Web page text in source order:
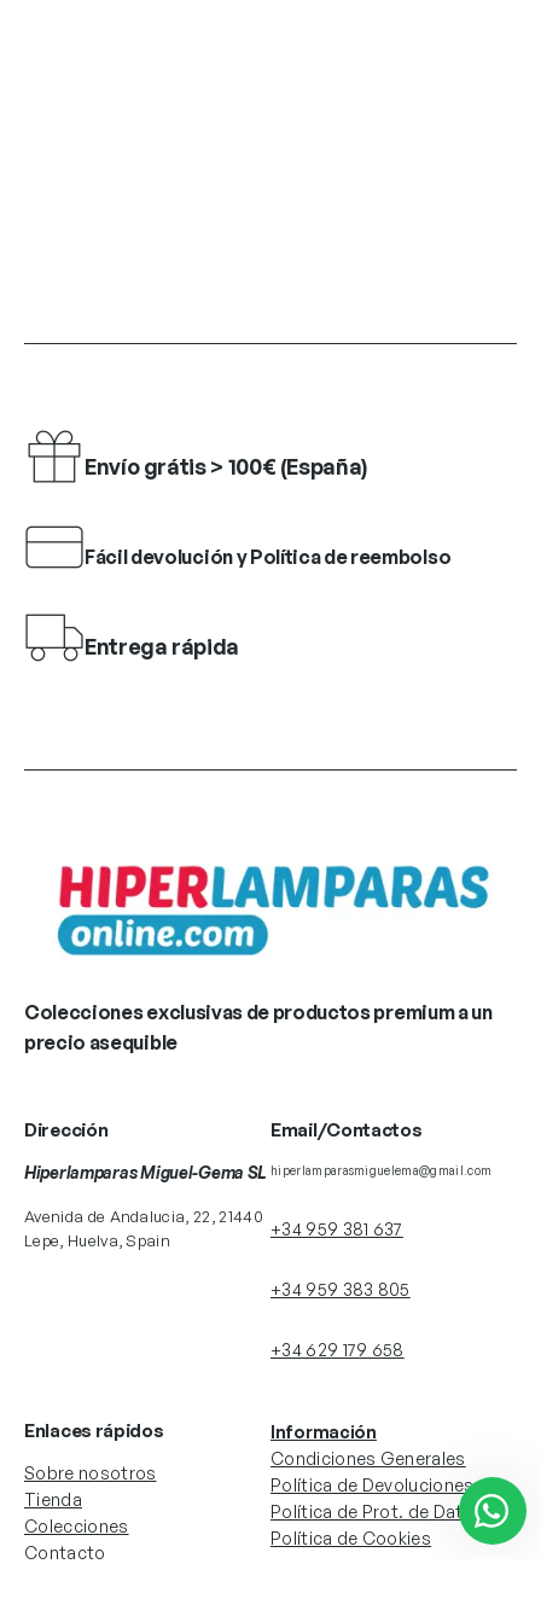
Envío grátis > 100€ (España)
Fácil devolución y Política de reembolso
Entrega rápida
Colecciones exclusivas de productos premium a un
precio asequible
Dirección
Hiperlamparas Miguel-Gema SL
Avenida de Andalucia, 22, 21440
Lepe, Huelva, Spain
Email/Contactos
hiperlamparasmiguelema@gmail.com
+34 959 381 637
+34 959 383 805
+34 629 179 658
Enlaces rápidos
Sobre nosotros
Tienda
Colecciones
Contacto
Información
Condiciones Generales
Política de Devoluciones
Política de Prot. de Datos
Política de Cookies